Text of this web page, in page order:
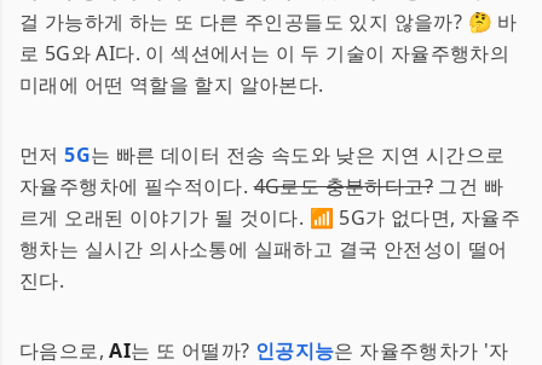
걸 가능하게 하는 또 다른 주인공들도 있지 않을까? 🤔 바
로 5G와 AI다. 이 섹션에서는 이 두 기술이 자율주행차의
미래에 어떤 역할을 할지 알아본다.
먼저5G는 빠른 데이터 전송 속도와 낮은 지연 시간으로
자율주행차에 필수적이다.4G로도 충분하다고? 그건 빠
르게 오래된 이야기가 될 것이다. 📶 5G가 없다면, 자율주
행차는 실시간 의사소통에 실패하고 결국 안전성이 떨어
진다.
다음으로,AI는 또 어떨까? 인공지능은 자율주행차가 '자